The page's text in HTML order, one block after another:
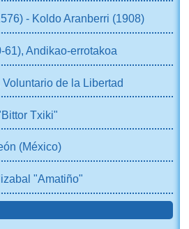
- Koldo Aranberri (1908)
61), Andikao-errotakoa
de la Libertad
Txiki"
(México)
"Amatiño"